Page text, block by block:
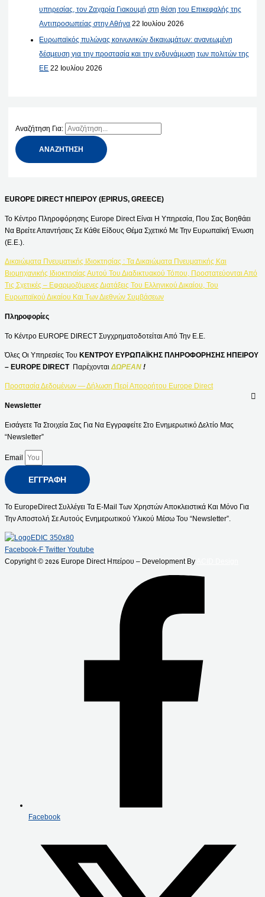
υπηρεσίας, τον Ζαχαρία Γιακουμή στη θέση του Επικεφαλής της
Αντιπροσωπείας στην Αθήνα 22 Ιουλίου 2026
Ευρωπαϊκός πυλώνας κοινωνικών δικαιωμάτων: ανανεωμένη
δέσμευση για την προστασία και την ενδυνάμωση των πολιτών της
ΕΕ 22 Ιουλίου 2026
Αναζήτηση Για:
EUROPE DIRECT ΗΠΕΙΡΟΥ (EPIRUS, GREECE)
Το Κέντρο Πληροφόρησης Europe Direct Είναι Η Υπηρεσία, Που Σας Βοηθάει
Να Βρείτε Απαντήσεις Σε Κάθε Είδους Θέμα Σχετικό Με Την Ευρωπαϊκή Ένωση
(Ε.Ε.).
Δικαιώματα Πνευματικής Ιδιοκτησίας : Τα Δικαιώματα Πνευματικής Και
Βιομηχανικής Ιδιοκτησίας Αυτού Του Διαδικτυακού Τόπου, Προστατεύονται Από
Τις Σχετικές – Εφαρμοζόμενες Διατάξεις Του Ελληνικού Δικαίου, Του
Ευρωπαϊκού Δικαίου Και Των Διεθνών Συμβάσεων
Πληροφορίες
Το Κέντρο EUROPE DIRECT Συγχρηματοδοτείται Από Την Ε.Ε.
Όλες Οι Υπηρεσίες Του ΚΕΝΤΡΟΥ ΕΥΡΩΠΑΪΚΗΣ ΠΛΗΡΟΦΟΡΗΣΗΣ ΗΠΕΙΡΟΥ
– EUROPE DIRECT Παρέχονται ΔΩΡΕΑΝ !
Προστασία Δεδομένων — Δήλωση Περί Απορρήτου Europe Direct
Newsletter
Εισάγετε Τα Στοιχεία Σας Για Να Εγγραφείτε Στο Ενημερωτικό Δελτίο Μας
“Newsletter”
Email
ΕΓΓΡΑΦΉ
Το EuropeDirect Συλλέγει Τα E-Mail Των Χρηστών Αποκλειστικά Και Μόνο Για
Την Αποστολή Σε Αυτούς Ενημερωτικού Υλικού Μέσω Του “Newsletter”.
Facebook-F Twitter Youtube
Copyright © 2026 Europe Direct Ηπείρου – Development By
Facebook